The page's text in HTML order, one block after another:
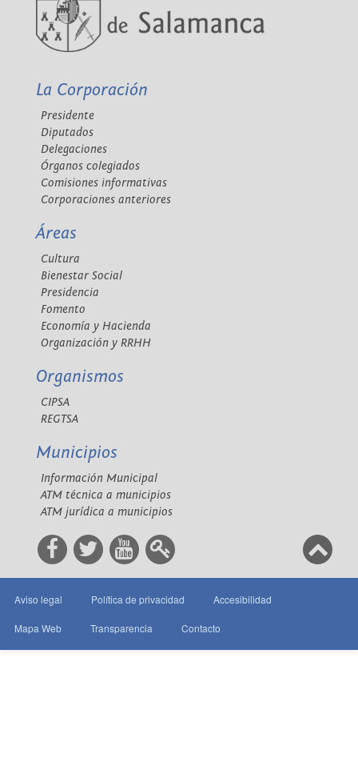
La Corporación
Presidente
Diputados
Delegaciones
Órganos colegiados
Comisiones informativas
Corporaciones anteriores
Áreas
Cultura
Bienestar Social
Presidencia
Fomento
Economía y Hacienda
Organización y RRHH
Organismos
CIPSA
REGTSA
Municipios
Información Municipal
ATM técnica a municipios
ATM jurídica a municipios
Aviso legal Política de privacidad Accesibilidad
Mapa Web Transparencia Contacto